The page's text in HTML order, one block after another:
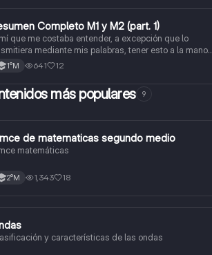
MatemáticasCompleto M1 y M2 (part. 1)
que me costaba entender, a excepción que lo
mediante mis palabras, tener esto a la mano
sirvió caleta, ojalá también les pueda servir a otros
1°M 641 12
más populares 9
Matemáticasde matematicas segundo medio
matemáticas
2°M 1,343 18
Física
y características de las ondas